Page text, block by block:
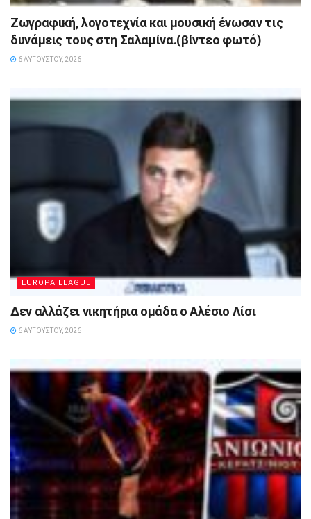
Ζωγραφική, λογοτεχνία και μουσική ένωσαν τις
δυνάμεις τους στη Σαλαμίνα.(βίντεο φωτό)
6 ΑΥΓΟΎΣΤΟΥ, 2026
EUROPA LEAGUE
Δεν αλλάζει νικητήρια ομάδα ο Αλέσιο Λίσι
6 ΑΥΓΟΎΣΤΟΥ, 2026